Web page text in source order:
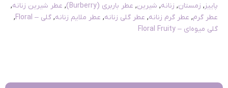
پاییز, زمستان, زنانه, شیرین, عطر باربری (Burberry) , عطر شیرین زنانه,
عطر گرم, عطر گرم زنانه, عطر گلی زنانه, عطر ملایم زنانه, گلی – Floral
,
گلی میوه‌ای – Floral Fruity